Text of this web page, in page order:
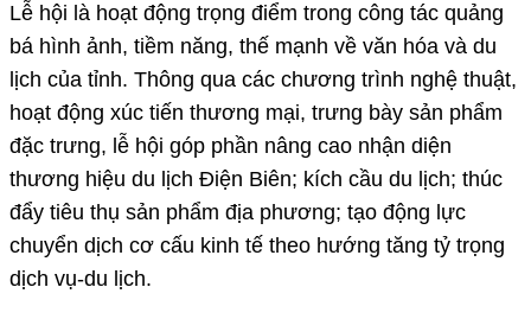
Lễ hội là hoạt động trọng điểm trong công tác quảng
bá hình ảnh, tiềm năng, thế mạnh về văn hóa và du
lịch của tỉnh. Thông qua các chương trình nghệ thuật,
hoạt động xúc tiến thương mại, trưng bày sản phẩm
đặc trưng, lễ hội góp phần nâng cao nhận diện
thương hiệu du lịch Điện Biên; kích cầu du lịch; thúc
đẩy tiêu thụ sản phẩm địa phương; tạo động lực
chuyển dịch cơ cấu kinh tế theo hướng tăng tỷ trọng
dịch vụ-du lịch.